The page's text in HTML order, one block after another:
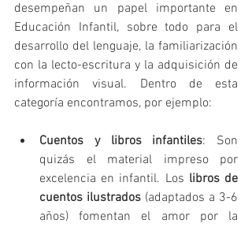
desempeñan un papel importante en
Educación Infantil, sobre todo para el
desarrollo del lenguaje, la familiarización
con la lecto-escritura y la adquisición de
información visual. Dentro de esta
categoría encontramos, por ejemplo:
Cuentos y libros infantiles: Son
quizás el material impreso por
excelencia en infantil. Los libros de
cuentos ilustrados (adaptados a 3-6
años) fomentan el amor por la